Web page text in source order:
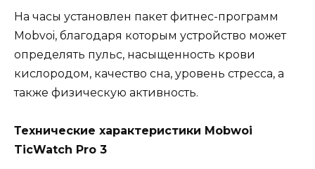
На часы установлен пакет фитнес-программ
Mobvoi, благодаря которым устройство может
определять пульс, насыщенность крови
кислородом, качество сна, уровень стресса, а
также физическую активность.
Технические характеристики Mobwoi
TicWatch Pro 3